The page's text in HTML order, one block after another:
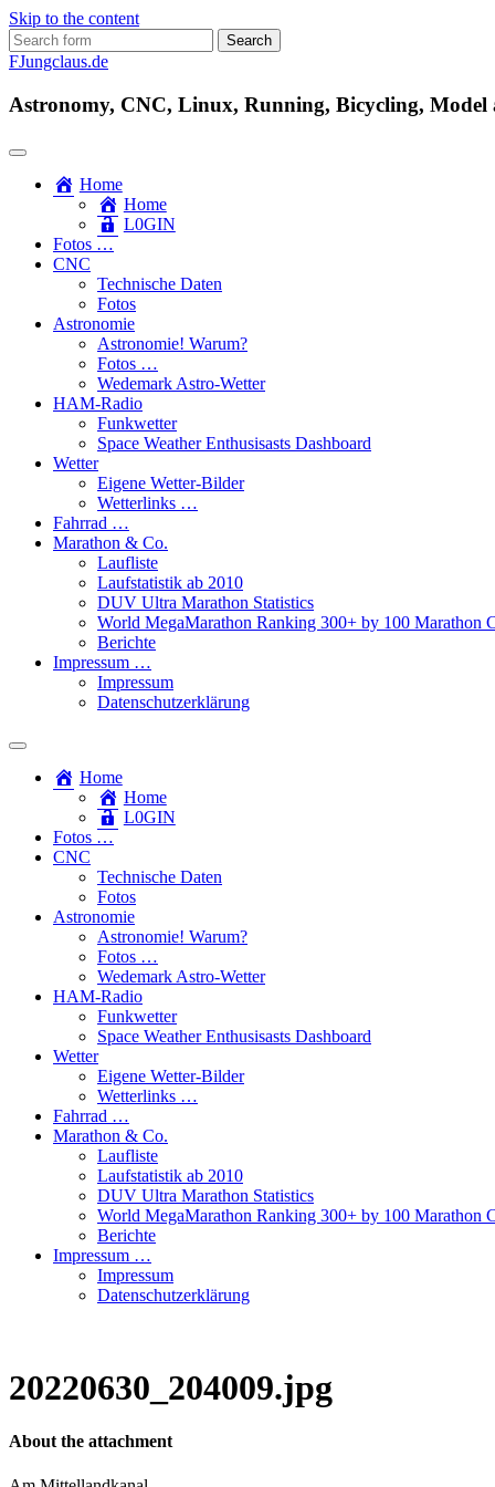
Skip to the content
Search
for:
FJungclaus.de
Astronomy, CNC, Linux, Running, Bicycling, Model
Home
Home
L​0​​GIN
Fotos …
CNC
Technische Daten
Fotos
Astronomie
Astronomie! Warum?
Fotos …
Wedemark Astro-Wetter
HAM-Radio
Funkwetter
Space Weather Enthusisasts Dashboard
Wetter
Eigene Wetter-Bilder
Wetterlinks …
Fahrrad …
Marathon & Co.
Laufliste
Laufstatistik ab 2010
DUV Ultra Marathon Statistics
World MegaMarathon Ranking 300+ by 100 Marathon
Berichte
Impressum …
Impressum
Datenschutzerklärung
Toggle
search
field
Home
Home
L​0​​GIN
Fotos …
CNC
Technische Daten
Fotos
Astronomie
Astronomie! Warum?
Fotos …
Wedemark Astro-Wetter
HAM-Radio
Funkwetter
Space Weather Enthusisasts Dashboard
Wetter
Eigene Wetter-Bilder
Wetterlinks …
Fahrrad …
Marathon & Co.
Laufliste
Laufstatistik ab 2010
DUV Ultra Marathon Statistics
World MegaMarathon Ranking 300+ by 100 Marathon
Berichte
Impressum …
Impressum
Datenschutzerklärung
20220630_204009.jpg
About the attachment